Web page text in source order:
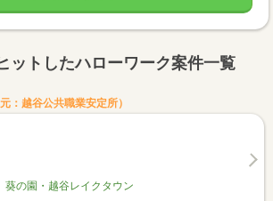
ットしたハローワーク案件一覧
：越谷公共職業安定所）
の園・越谷レイクタウン